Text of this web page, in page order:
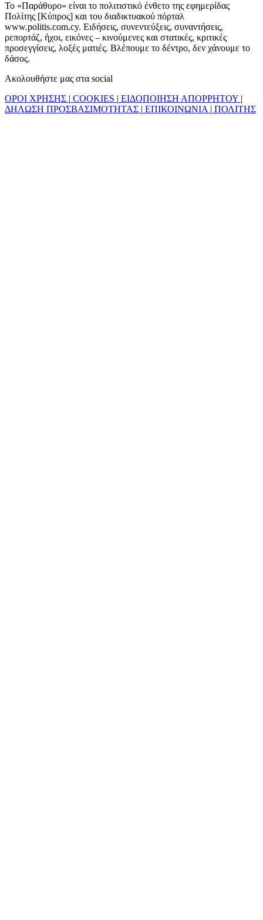
Το «Παράθυρο» είναι το πολιτιστικό ένθετο της εφημερίδας
Πολίτης [Κύπρος] και του διαδικτυακού πόρταλ
www.politis.com.cy. Ειδήσεις, συνεντεύξεις, συναντήσεις,
ρεπορτάζ, ήχοι, εικόνες – κινούμενες και στατικές, κριτικές
προσεγγίσεις, λοξές ματιές. Βλέπουμε το δέντρο, δεν χάνουμε το
δάσος.
Ακολουθήστε μας στα social
ΟΡΟΙ ΧΡΗΣΗΣ | COOKIES | ΕΙΔΟΠΟΙΗΣΗ ΑΠΟΡΡΗΤΟΥ |
ΔΗΛΩΣΗ ΠΡΟΣΒΑΣΙΜΟΤΗΤΑΣ | ΕΠΙΚΟΙΝΩΝΙΑ | ΠΟΛΙΤΗΣ